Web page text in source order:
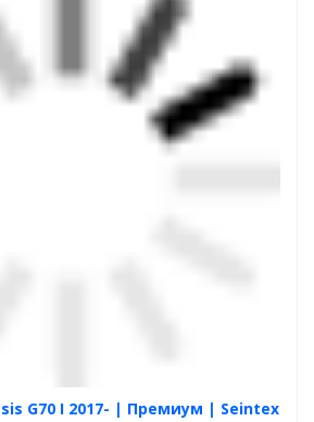
G70 I 2017- | Премиум | Seintex